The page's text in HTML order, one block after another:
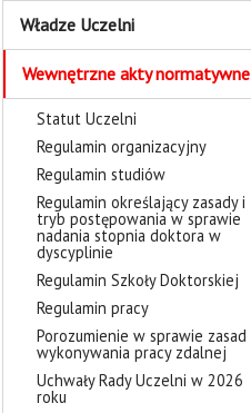
Władze Uczelni
Wewnętrzne akty normatywne
Statut Uczelni
Regulamin organizacyjny
Regulamin studiów
Regulamin określający zasady i
tryb postępowania w sprawie
nadania stopnia doktora w
dyscyplinie
Regulamin Szkoły Doktorskiej
Regulamin pracy
Porozumienie w sprawie zasad
wykonywania pracy zdalnej
Uchwały Rady Uczelni w 2026
roku